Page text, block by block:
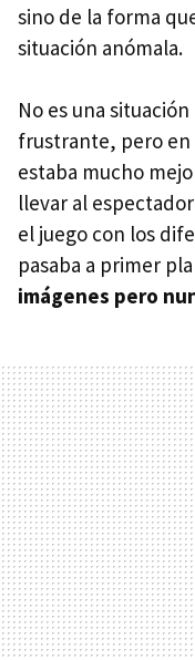
sino de la forma
situación anómala.
No es una
frustrante, pero en
estaba mucho
llevar al
el juego con los
pasaba a primer
imágenes pero